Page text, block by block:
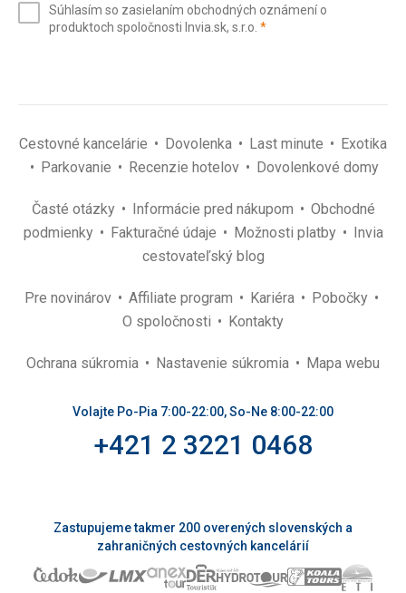
(povinné)
Súhlasím so zasielaním obchodných oznámení o
produktoch spoločnosti Invia.sk, s.r.o. *(povinné)
Cestovné kancelárie Dovolenka Last minute
Exotika
Parkovanie
Recenzie hotelov Dovolenkové domy
Časté otázky Informácie pred nákupom
Obchodné
podmienky
Fakturačné údaje Možnosti platby
Invia
cestovateľský blog
Pre novinárov Affiliate program Kariéra
Pobočky
O spoločnosti
Kontakty
Ochrana súkromia Nastavenie súkromia Mapa webu
Volajte Po-Pia 7:00-22:00, So-Ne 8:00-22:00
+421 2 3221 0468
Zastupujeme takmer 200 overených slovenských a
zahraničných cestovných kancelárií